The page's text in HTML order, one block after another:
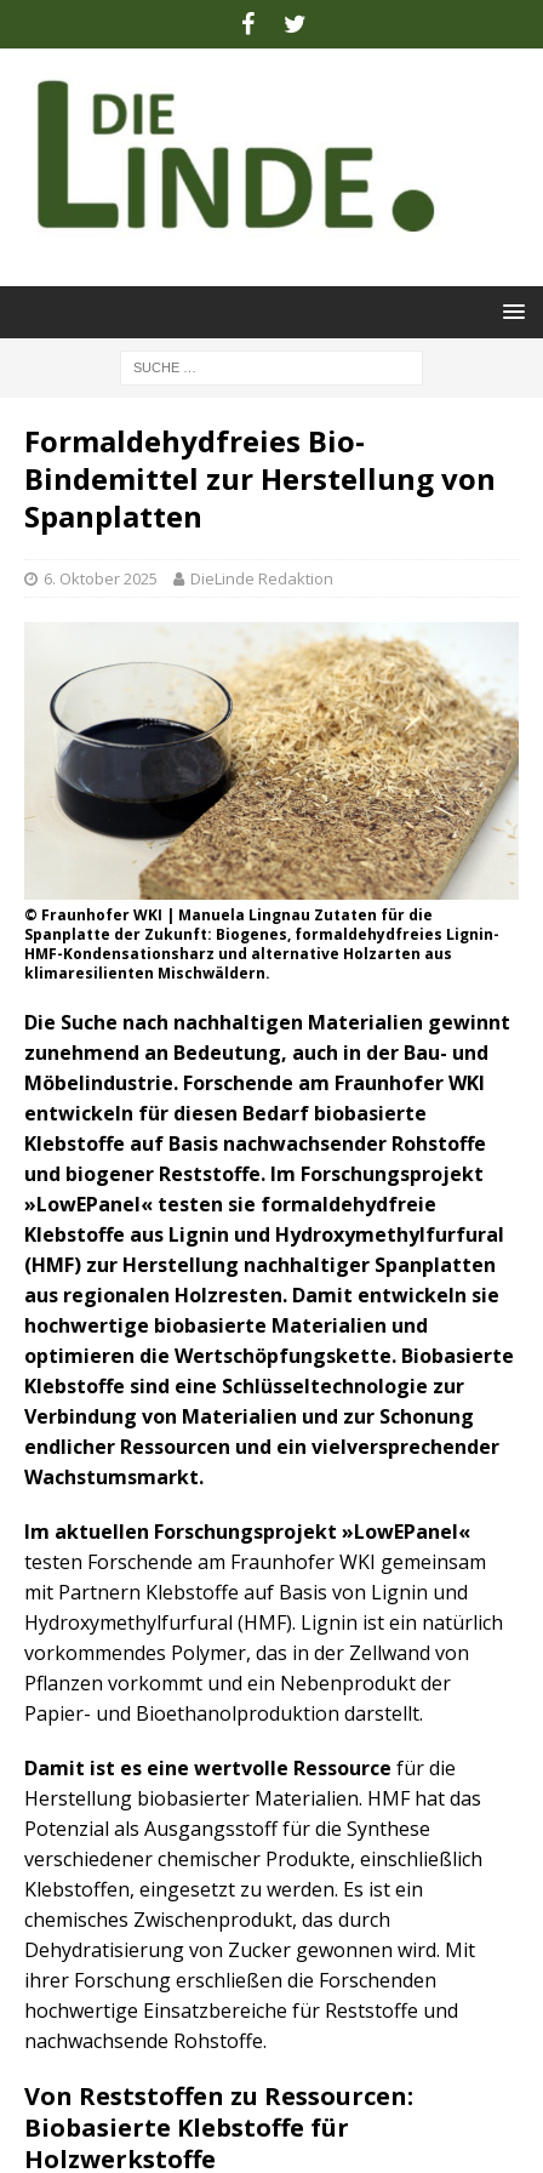
Formaldehydfreies Bio-
Bindemittel zur Herstellung von
Spanplatten
6. Oktober 2025 DieLinde Redaktion
© Fraunhofer WKI | Manuela Lingnau Zutaten für die
Spanplatte der Zukunft: Biogenes, formaldehydfreies Lignin-
HMF-Kondensationsharz und alternative Holzarten aus
klimaresilienten Mischwäldern.
Die Suche nach nachhaltigen Materialien gewinnt
zunehmend an Bedeutung, auch in der Bau- und
Möbelindustrie. Forschende am Fraunhofer WKI
entwickeln für diesen Bedarf biobasierte
Klebstoffe auf Basis nachwachsender Rohstoffe
und biogener Reststoffe. Im Forschungsprojekt
»LowEPanel« testen sie formaldehydfreie
Klebstoffe aus Lignin und Hydroxymethylfurfural
(HMF) zur Herstellung nachhaltiger Spanplatten
aus regionalen Holzresten. Damit entwickeln sie
hochwertige biobasierte Materialien und
optimieren die Wertschöpfungskette. Biobasierte
Klebstoffe sind eine Schlüsseltechnologie zur
Verbindung von Materialien und zur Schonung
endlicher Ressourcen und ein vielversprechender
Wachstumsmarkt.
Im aktuellen Forschungsprojekt »LowEPanel«
testen Forschende am Fraunhofer WKI gemeinsam
mit Partnern Klebstoffe auf Basis von Lignin und
Hydroxymethylfurfural (HMF). Lignin ist ein natürlich
vorkommendes Polymer, das in der Zellwand von
Pflanzen vorkommt und ein Nebenprodukt der
Papier- und Bioethanolproduktion darstellt.
Damit ist es eine wertvolle Ressource für die
Herstellung biobasierter Materialien. HMF hat das
Potenzial als Ausgangsstoff für die Synthese
verschiedener chemischer Produkte, einschließlich
Klebstoffen, eingesetzt zu werden. Es ist ein
chemisches Zwischenprodukt, das durch
Dehydratisierung von Zucker gewonnen wird. Mit
ihrer Forschung erschließen die Forschenden
hochwertige Einsatzbereiche für Reststoffe und
nachwachsende Rohstoffe.
Von Reststoffen zu Ressourcen:
Biobasierte Klebstoffe für
Holzwerkstoffe